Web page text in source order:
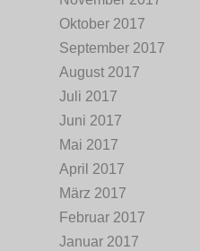
Oktober 2017
September 2017
August 2017
Juli 2017
Juni 2017
Mai 2017
April 2017
März 2017
Februar 2017
Januar 2017